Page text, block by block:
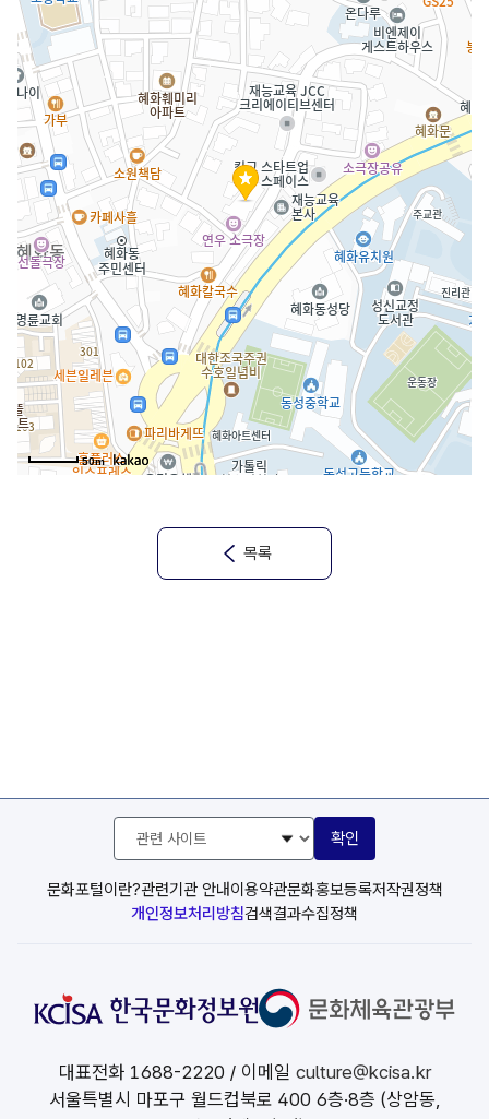
50m
목록
문화포털이란?관련기관 안내이용약관문화홍보등록저작권정책
개인정보처리방침검색결과수집정책
관
사
이
트
확인
대표전화 1688-2220 / 이메일 culture@kcisa.kr
서울특별시 마포구 월드컵북로 400 6층·8층 (상암동,